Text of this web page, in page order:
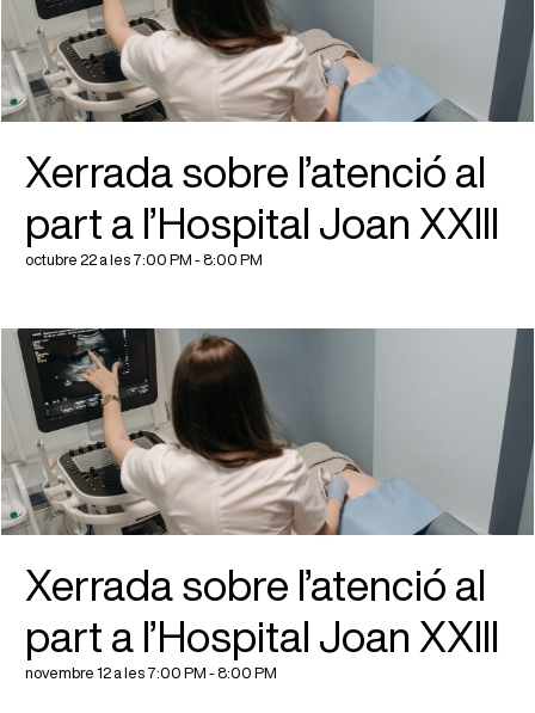
Xerrada sobre l’atenció al
part a l’Hospital Joan XXIII
octubre 22 a les 7:00 PM - 8:00 PM
Xerrada sobre l’atenció al
part a l’Hospital Joan XXIII
novembre 12 a les 7:00 PM - 8:00 PM